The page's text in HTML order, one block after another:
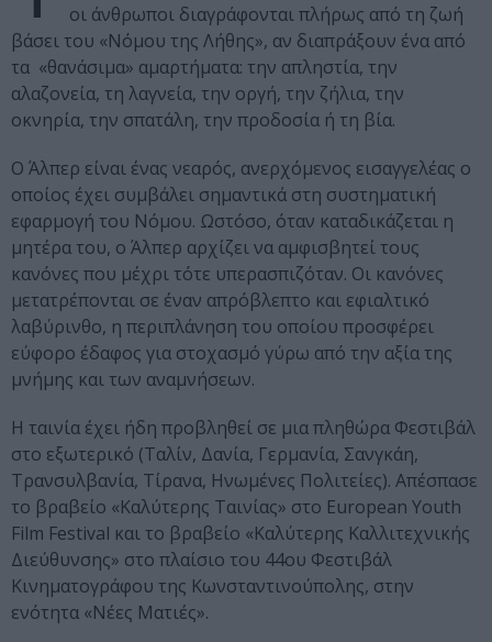
οι άνθρωποι διαγράφονται πλήρως από τη ζωή
βάσει του «Νόμου της Λήθης», αν διαπράξουν ένα από
τα «θανάσιμα» αμαρτήματα: την απληστία, την
αλαζονεία, τη λαγνεία, την οργή, την ζήλια, την
οκνηρία, την σπατάλη, την προδοσία ή τη βία.
Ο Άλπερ είναι ένας νεαρός, ανερχόμενος εισαγγελέας ο
οποίος έχει συμβάλει σημαντικά στη συστηματική
εφαρμογή του Νόμου. Ωστόσο, όταν καταδικάζεται η
μητέρα του, ο Άλπερ αρχίζει να αμφισβητεί τους
κανόνες που μέχρι τότε υπερασπιζόταν. Οι κανόνες
μετατρέπονται σε έναν απρόβλεπτο και εφιαλτικό
λαβύρινθο, η περιπλάνηση του οποίου προσφέρει
εύφορο έδαφος για στοχασμό γύρω από την αξία της
μνήμης και των αναμνήσεων.
Η ταινία έχει ήδη προβληθεί σε μια πληθώρα Φεστιβάλ
στο εξωτερικό (Ταλίν, Δανία, Γερμανία, Σανγκάη,
Τρανσυλβανία, Τίρανα, Ηνωμένες Πολιτείες). Απέσπασε
το βραβείο «Καλύτερης Ταινίας» στο European Youth
Film Festival και το βραβείο «Καλύτερης Καλλιτεχνικής
Διεύθυνσης» στο πλαίσιο του 44ου Φεστιβάλ
Κινηματογράφου της Κωνσταντινούπολης, στην
ενότητα «Νέες Ματιές».